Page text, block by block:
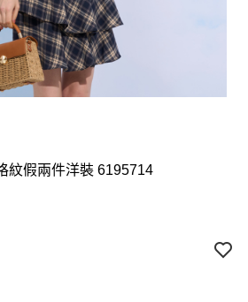
紋假兩件洋裝 6195714